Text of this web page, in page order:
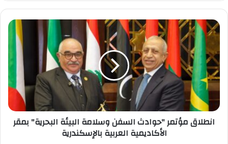
انطلاق
مؤتمر
"حوادث
السفن
وسلامة
البيئة
البحرية"
بمقر
الأكاديمية
العربية
انطلاق مؤتمر "حوادث السفن وسلامة البيئة البحرية" بمقر
الأكاديمية العربية بالإسكندرية